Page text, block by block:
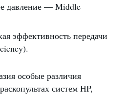
давление — Middle
эффективность передачи
особые различия
систем HP,